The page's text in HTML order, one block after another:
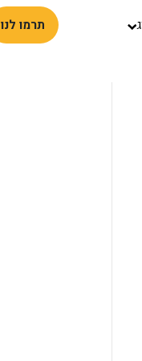
תרמו לנו